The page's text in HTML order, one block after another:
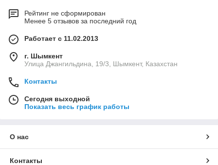
Рейтинг не сформирован
Менее 5 отзывов за последний год
Работает с 11.02.2013
г. Шымкент
Улица Джангильдина, 19/3, Шымкент, Казахстан
Контакты
Сегодня выходной
Показать весь график работы
О нас
Контакты